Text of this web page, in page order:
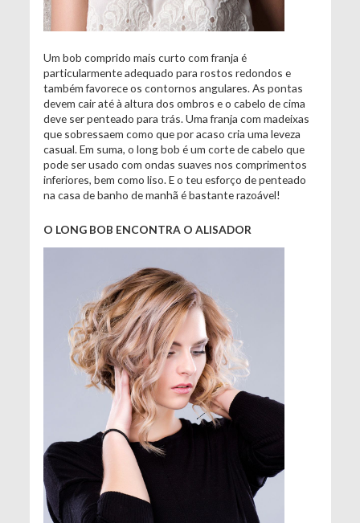
Um bob comprido mais curto com franja é
particularmente adequado para rostos redondos e
também favorece os contornos angulares. As pontas
devem cair até à altura dos ombros e o cabelo de cima
deve ser penteado para trás. Uma franja com madeixas
que sobressaem como que por acaso cria uma leveza
casual. Em suma, o long bob é um corte de cabelo que
pode ser usado com ondas suaves nos comprimentos
inferiores, bem como liso. E o teu esforço de penteado
na casa de banho de manhã é bastante razoável!
O LONG BOB ENCONTRA O ALISADOR